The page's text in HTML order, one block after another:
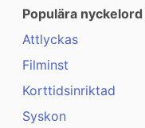
Populära nyckelord
Attlyckas
Filminst
Korttidsinriktad
Syskon